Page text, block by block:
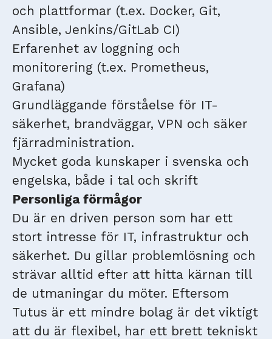
och plattformar (t.ex. Docker, Git,
Ansible, Jenkins/GitLab CI)
Erfarenhet av loggning och
monitorering (t.ex. Prometheus,
Grafana)
Grundläggande förståelse för IT-
säkerhet, brandväggar, VPN och säker
fjärradministration.
Mycket goda kunskaper i svenska och
engelska, både i tal och skrift
Personliga förmågor
Du är en driven person som har ett
stort intresse för IT, infrastruktur och
säkerhet. Du gillar problemlösning och
strävar alltid efter att hitta kärnan till
de utmaningar du möter. Eftersom
Tutus är ett mindre bolag är det viktigt
att du är flexibel, har ett brett tekniskt